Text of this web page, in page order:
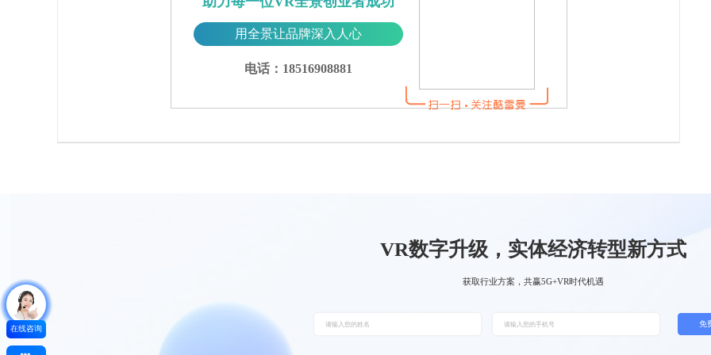
用全景让品牌深入人心
电话：18516908881
在线咨询
VR数字升级，实体经济转型新方式
获取行业方案，共赢5G+VR时代机遇
免